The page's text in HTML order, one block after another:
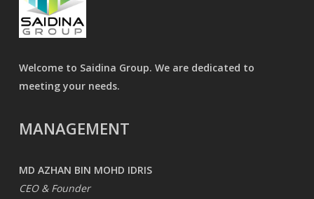
Welcome to Saidina Group. We are dedicated to
meeting your needs.
MANAGEMENT
MD AZHAN BIN MOHD IDRIS
CEO & Founder